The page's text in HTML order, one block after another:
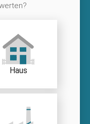
Haus